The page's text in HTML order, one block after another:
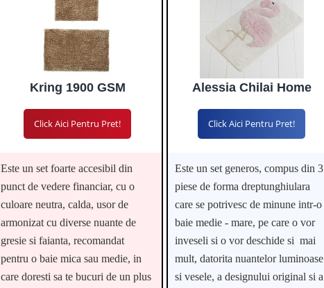
Kring 1900 GSM
Click Aici Pentru Pret!
Este un set foarte accesibil din
punct de vedere financiar, cu o
culoare neutra, calda, usor de
armonizat cu diverse nuante de
gresie si faianta, recomandat
pentru o baie mica sau medie, in
care doresti sa te bucuri de un plus
Alessia Chilai Home
Click Aici Pentru Pret!
Este un set generos, compus din 3
piese de forma dreptunghiulara
care se potrivesc de minune intr-o
baie medie - mare, pe care o vor
inveseli si o vor deschide si mai
mult, datorita nuantelor luminoase
si vesele, a designului original si a